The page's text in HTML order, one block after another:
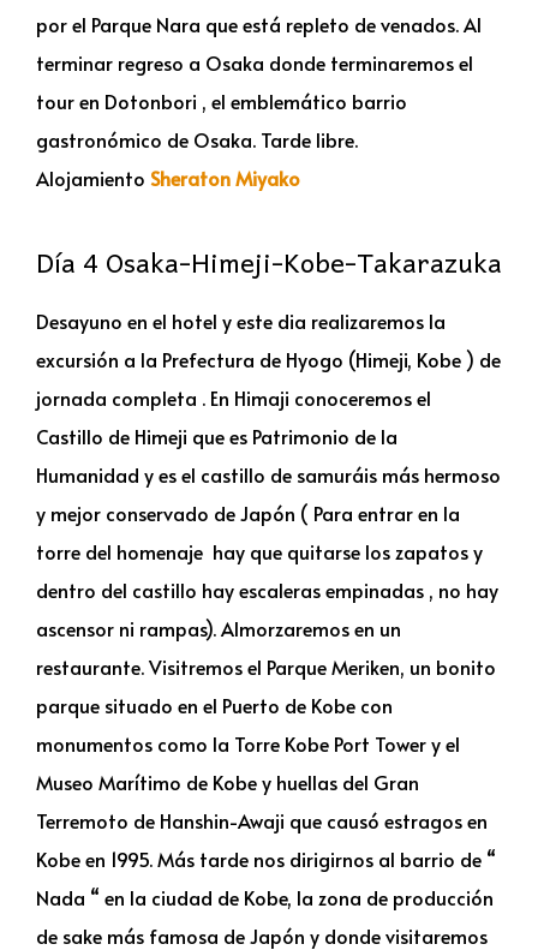
por el Parque Nara que está repleto de venados. Al
terminar regreso a Osaka donde terminaremos el
tour en Dotonbori , el emblemático barrio
gastronómico de Osaka. Tarde libre.
Alojamiento Sheraton Miyako
Día 4 Osaka-Himeji-Kobe-Takarazuka
Desayuno en el hotel y este dia realizaremos la
excursión a la Prefectura de Hyogo (Himeji, Kobe ) de
jornada completa . En Himaji conoceremos el
Castillo de Himeji que es Patrimonio de la
Humanidad y es el castillo de samuráis más hermoso
y mejor conservado de Japón ( Para entrar en la
torre del homenaje hay que quitarse los zapatos y
dentro del castillo hay escaleras empinadas , no hay
ascensor ni rampas). Almorzaremos en un
restaurante. Visitremos el Parque Meriken, un bonito
parque situado en el Puerto de Kobe con
monumentos como la Torre Kobe Port Tower y el
Museo Marítimo de Kobe y huellas del Gran
Terremoto de Hanshin-Awaji que causó estragos en
Kobe en 1995. Más tarde nos dirigirnos al barrio de “
Nada “ en la ciudad de Kobe, la zona de producción
de sake más famosa de Japón y donde visitaremos